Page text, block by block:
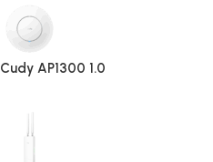
Cudy AP1300 1.0